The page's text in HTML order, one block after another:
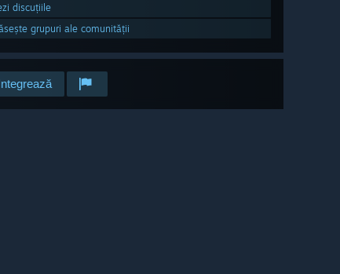
discuțiile
grupuri ale comunității